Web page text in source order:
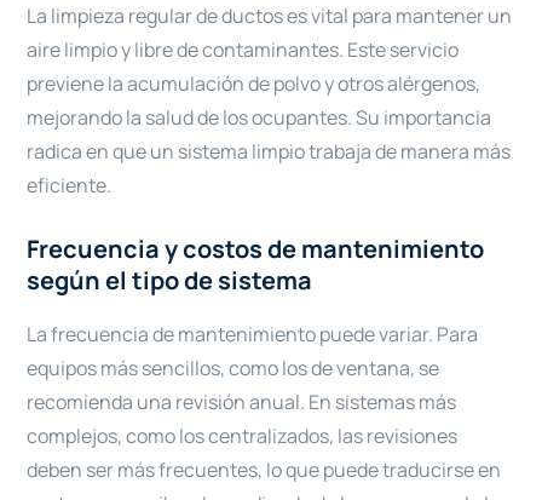
La limpieza regular de ductos es vital para mantener un
aire limpio y libre de contaminantes. Este servicio
previene la acumulación de polvo y otros alérgenos,
mejorando la salud de los ocupantes. Su importancia
radica en que un sistema limpio trabaja de manera más
eficiente.
Frecuencia y costos de mantenimiento
según el tipo de sistema
La frecuencia de mantenimiento puede variar. Para
equipos más sencillos, como los de ventana, se
recomienda una revisión anual. En sistemas más
complejos, como los centralizados, las revisiones
deben ser más frecuentes, lo que puede traducirse en